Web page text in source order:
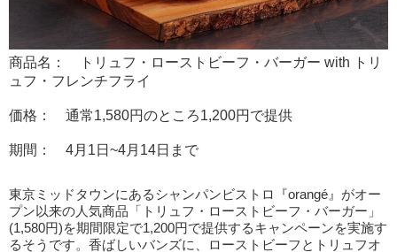
商品名： トリュフ・ローストビーフ・バーガー with トリ
ュフ・フレンチフライ
価格： 通常1,580円のところ1,200円で提供
期間： 4月1日~4月14日まで
東京ミッドタウンにあるシャンパンビストロ『orangé』がオー
プン以来の人気商品「トリュフ・ローストビーフ・バーガー」
(1,580円)を期間限定で1,200円で提供するキャンペーンを実施す
るそうです。香ばしいバンズに、ローストビーフとトリュフオ